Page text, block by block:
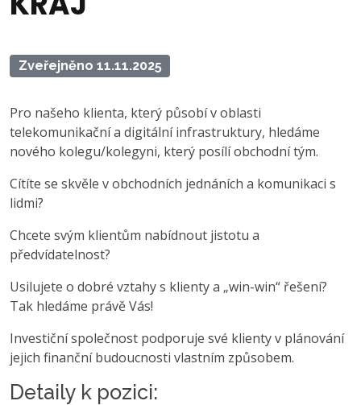
Zveřejněno 11.11.2025
Pro našeho klienta, který působí v oblasti
telekomunikační a digitální infrastruktury, hledáme
nového kolegu/kolegyni, který posílí obchodní tým.
Cítíte se skvěle v obchodních jednáních a komunikaci s
lidmi?
Chcete svým klientům nabídnout jistotu a
předvídatelnost?
Usilujete o dobré vztahy s klienty a „win-win“ řešení?
Tak hledáme právě Vás!
Investiční společnost podporuje své klienty v plánování
jejich finanční budoucnosti vlastním způsobem.
Detaily k pozici: